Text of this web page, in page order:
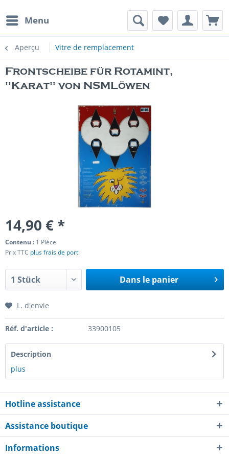
Menu
Aperçu Vitre de remplacement
Frontscheibe für Rotamint,
"Karat" von NSMLöwen
14,90 € *
Contenu : 1 Pièce
Prix TTC plus frais de port
Dans le panier
L. d'envie
Réf. d'article : 33900105
Description
plus
Hotline assistance
Assistance boutique
Informations